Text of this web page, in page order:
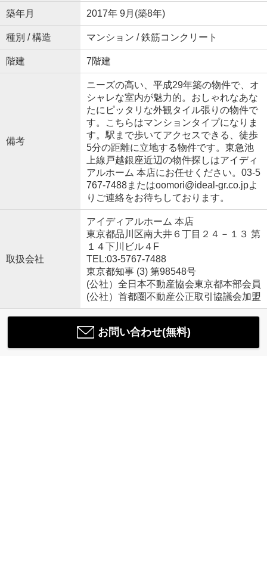
築年月 2017年 9月(築8年)
種別 / 構造 マンション / 鉄筋コンクリート
階建 7階建
備考
ニーズの高い、平成29年築の物件で、オ
シャレな室内が魅力的。おしゃれなあな
たにピッタリな外観タイル張りの物件で
す。こちらはマンションタイプになりま
す。駅まで歩いてアクセスできる、徒歩
5分の距離に立地する物件です。東急池
上線戸越銀座近辺の物件探しはアイディ
アルホーム 本店にお任せください。03-5
767-7488またはoomori@ideal-gr.co.jpよ
りご連絡をお待ちしております。
取扱会社
アイディアルホーム 本店
東京都品川区南大井６丁目２４－１３ 第
１４下川ビル４F
TEL:03-5767-7488
東京都知事 (3) 第98548号
(公社）全日本不動産協会東京都本部会員
(公社）首都圏不動産公正取引協議会加盟
お問い合わせ(無料)